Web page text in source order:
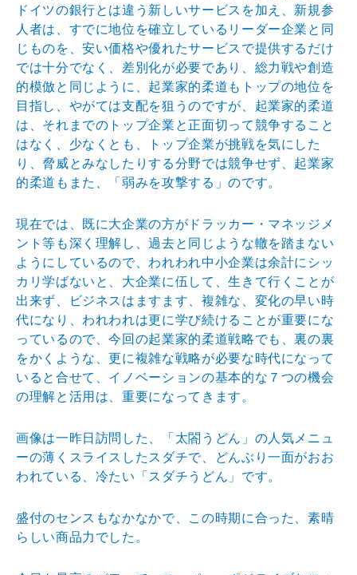
ドイツの銀行とは違う新しいサービスを加え、新規参
人者は、すでに地位を確立しているリーダー企業と同
じものを、安い価格や優れたサービスで提供するだけ
では十分でなく、差別化が必要であり、総力戦や創造
的模倣と同じように、起業家的柔道もトップの地位を
目指し、やがては支配を狙うのですが、起業家的柔道
は、それまでのトップ企業と正面切って競争すること
はなく、少なくとも、トップ企業が挑戦を気にした
り、脅威とみなしたりする分野では競争せず、 起業家
的柔道もまた、「弱みを攻撃する」のです。
現在では、既に大企業の方がドラッカー・マネッジメ
ント等も深く理解し、過去と同じような轍を踏まない
ようにしているので、われわれ中小企業は余計にシッ
カリ学ばない と、大企業に伍して、生きて行くことが
出来ず、ビジネス はますます、複雑な、変化の早い時
代になり、われわれは更に学び続けることが重要にな
っているので、今回の起業家的柔道戦略でも、裏の裏
をかくような、更に複雑な戦略が必要な時代になって
いると合せて、イノベーションの基本的な７つの機会
の理解と活用は、重要になってきます。
画像は一昨日訪問した、「太閤うどん」の人気メニュ
ーの薄くスライスしたスダチで、どんぶり一面がおお
われてい る、冷たい「スダチうどん」です。
盛付のセンスもなかなかで、この時期に合った、素晴
らしい商品力でした。